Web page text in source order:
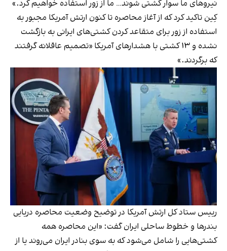
نیروهای ما سوار کشتی شوند… ما از زور استفاده خواهیم کرد.»
کِین تاکید کرد که از آغاز محاصره تا کنون ارتش آمریکا مجبور به
استفاده از زور برای متقاعد کردن کشتی‌های ایرانی به بازگشت
نشده و ۱۳ کشتی با هشدارهای آمریکا «تصمیم عاقلانه گرفتند
که برگردند.»
رییس ستاد کل ارتش آمریکا در توضیح وضعیت محاصره دریایی
بندرها و خطوط ساحلی ایران گفت: «این محاصره همه
کشتی‌هایی را شامل می‌شود که به سوی بنادر ایران می‌روند یا از